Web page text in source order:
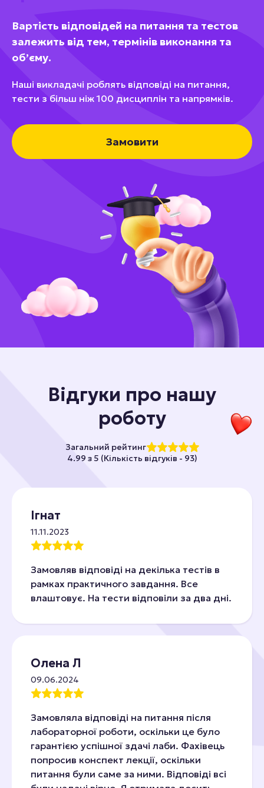
Вартість відповідей на питання та тестов
залежить від тем, термінів виконання та
обʼєму.
Наші викладачі роблять відповіді на питання,
тести з більш ніж 100 дисциплін та напрямків.
Замовити
Відгуки про нашу
роботу
Загальний рейтинг
4.99 з 5 (Кількість відгуків - 93)
Ігнат
11.11.2023
Замовляв відповіді на декілька тестів в
рамках практичного завдання. Все
влаштовує. На тести відповіли за два дні.
Олена Л
09.06.2024
Замовляла відповіді на питання після
лабораторної роботи, оскільки це було
гарантією успішної здачі лаби. Фахівець
попросив конспект лекції, оскільки
питання були саме за ними. Відповіді всі